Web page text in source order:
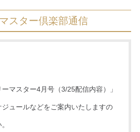
スター倶楽部通信
各位
マスター4月号（3/25配信内容）」
ュールなどをご案内いたしますの